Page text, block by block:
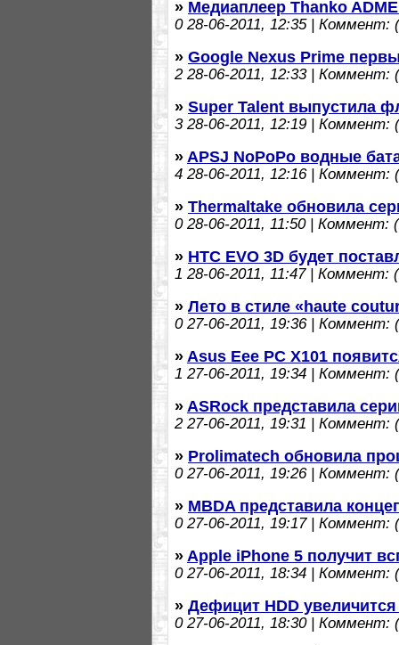
» Медиаплеер Thanko
028-06-2011, 12:35 | Коммент:
» Google Nexus Prime
228-06-2011, 12:33 | Коммент:
» Super Talent выпустила
328-06-2011, 12:19 | Коммент:
» APSJ NoPoPo водные
4 28-06-2011, 12:16 | Коммент:
» Thermaltake обновила
028-06-2011, 11:50 | Коммент:
» HTC EVO 3D будет
1 28-06-2011, 11:47 | Коммент:
» Лето в стиле «haute
027-06-2011, 19:36 | Коммент:
» Asus Eee PC X101
1 27-06-2011, 19:34 | Коммент:
» ASRock представила
227-06-2011, 19:31 | Коммент:
» Prolimatech обновила
027-06-2011, 19:26 | Коммент:
» MBDA представила
027-06-2011, 19:17 | Коммент:
» Apple iPhone 5 получит
027-06-2011, 18:34 | Коммент:
» Дефицит HDD увеличится
027-06-2011, 18:30 | Коммент: